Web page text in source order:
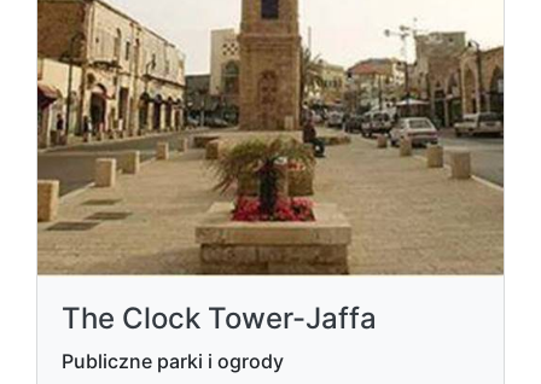
The Clock Tower-Jaffa
Publiczne parki i ogrody